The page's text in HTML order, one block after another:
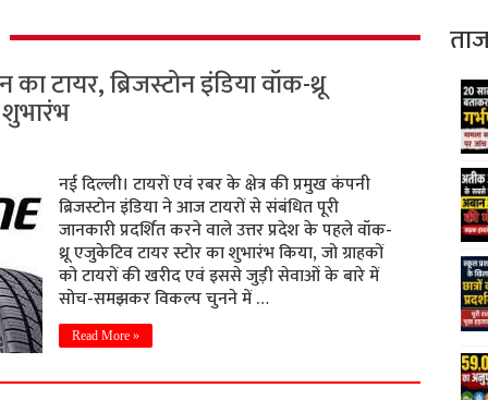
टायर, ब्रिजस्टोन इंडिया वॉक-थ्रू
नई दिल्ली। टायरों एवं रबर के क्षेत्र की प्रमुख कंपनी
ब्रिजस्टोन इंडिया ने आज टायरों से संबंधित पूरी
जानकारी प्रदर्शित करने वाले उत्तर प्रदेश के पहले वॉक-
थ्रू एजुकेटिव टायर स्टोर का शुभारंभ किया, जो ग्राहकों
को टायरों की खरीद एवं इससे जुड़ी सेवाओं के बारे में
सोच-समझकर विकल्प चुनने में …
Read More »